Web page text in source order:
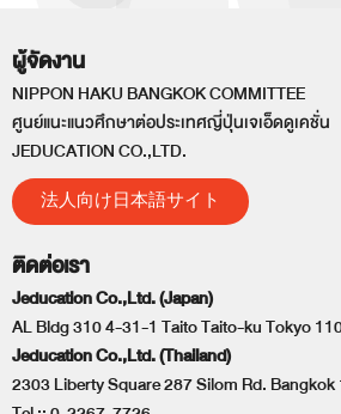
ผู้จัดงาน
NIPPON HAKU BANGKOK COMMITTEE
ศูนย์แนะแนวศึกษาต่อประเทศญี่ปุ่นเจเอ็ดดูเคชั่น
JEDUCATION CO.,LTD.
法人向け日本語サイト
ติดต่อเรา
Jeducation Co.,Ltd. (Japan)
AL Bldg 310 4-31-1 Taito Taito-ku Tokyo
Jeducation Co.,Ltd. (Thailand)
2303 Liberty Square 287 Silom Rd.